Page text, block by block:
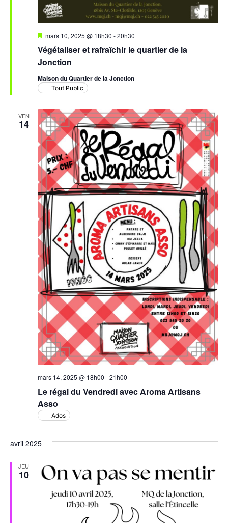
Végétaliser et rafraîchir le quartier de la
Jonction
Mis
avant
mars 10, 2025 @ 18h30 -20h30
Maison du Quartier de la Jonction
Tout Public
VEN
14
Le régal du Vendredi avec Aroma Artisans
Asso
mars 14, 2025 @ 18h00 -21h00
Ados
avril 2025
JEU
10